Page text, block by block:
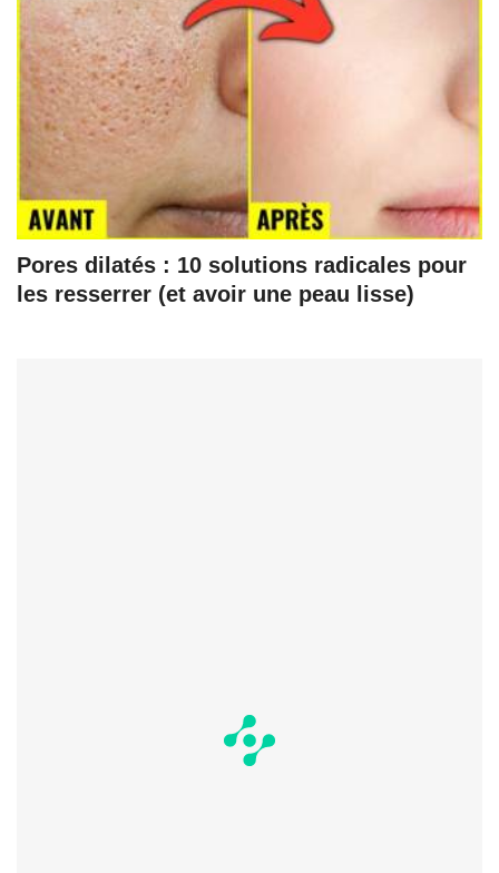
Pores dilatés : 10 solutions radicales pour
les resserrer (et avoir une peau lisse)